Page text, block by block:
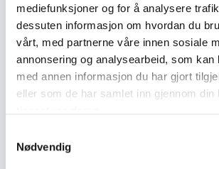
mediefunksjoner og for å analysere
dessuten informasjon om hvordan du
vårt, med partnerne våre innen sosiale
annonsering og analysearbeid, som kan
med annen informasjon du har gjort
eller som de har samlet inn gjennom din
Nødvendig
• Eldre lykt for stearinlys
• Metallramme med glassruter
• Innvendig lysholder
• Bærehank på toppen
• Fremstår som eldre
- Høyde ca. 18,5 cm